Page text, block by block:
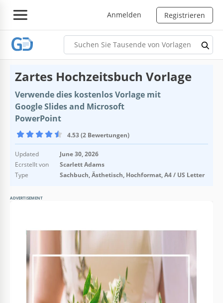
Anmelden Registrieren
Zartes Hochzeitsbuch Vorlage
Verwende dies kostenlos Vorlage mit
Google Slides and Microsoft
PowerPoint
4.53 (2 Bewertungen)
Updated
June 30, 2026
Ecrstellt von
Scarlett Adams
Type
Sachbuch, Ästhetisch, Hochformat, A4 / US Letter
ADVERTISEMENT